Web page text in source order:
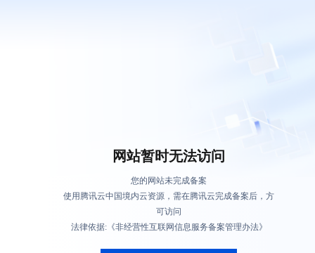
网站暂时无法访问
您的网站未完成备案
使用腾讯云中国境内云资源，需在腾讯云完成备案后，方
可访问
法律依据:《非经营性互联网信息服务备案管理办法》